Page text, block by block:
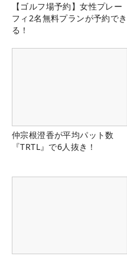
【ゴルフ場予約】女性プレー
フィ2名無料プランが予約でき
る！
仲宗根澄香が平均パット数
『TRTL』で6人抜き！